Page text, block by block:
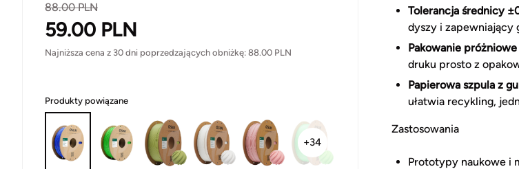
88.00PLN
59.00 PLN
Najniższa cena z 30 dni poprzedzających obniżkę: 88.00 PLN
Produkty powiązane
+34
Tolerancja średnicy
dyszy i zapewniający
Pakowanie
druku prosto z
Papierowa szpula z
ułatwia recykling,
Zastosowania
Prototypy naukowe i